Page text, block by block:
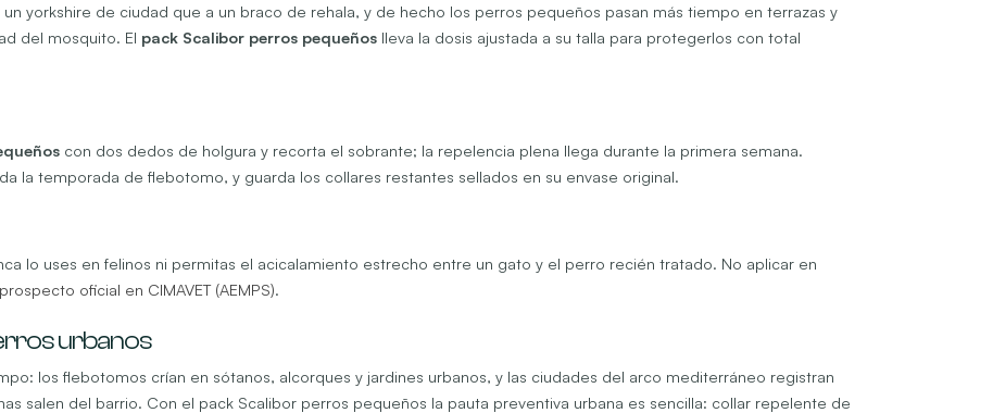
yorkshire de ciudad que a un braco de rehala, y de hecho los perros pequeños pasan más tiempo en terrazas y
del mosquito. El pack Scalibor perros pequeños lleva la dosis ajustada a su talla para protegerlos con total
con dos dedos de holgura y recorta el sobrante; la repelencia plena llega durante la primera semana.
la temporada de flebotomo, y guarda los collares restantes sellados en su envase original.
lo uses en felinos ni permitas el acicalamiento estrecho entre un gato y el perro recién tratado. No aplicar en
prospecto oficial en CIMAVET (AEMPS)
urbanos
los flebotomos crían en sótanos, alcorques y jardines urbanos, y las ciudades del arco mediterráneo registran
salen del barrio. Con el pack Scalibor perros pequeños la pauta preventiva urbana es sencilla: collar repelente de